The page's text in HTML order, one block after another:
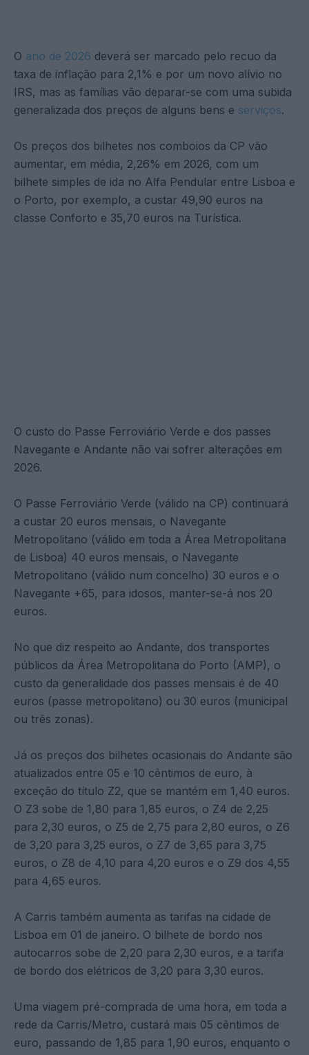
O ano de 2026 deverá ser marcado pelo recuo da
taxa de inflação para 2,1% e por um novo alívio no
IRS, mas as famílias vão deparar-se com uma subida
generalizada dos preços de alguns bens e serviços.
Os preços dos bilhetes nos comboios da CP vão
aumentar, em média, 2,26% em 2026, com um
bilhete simples de ida no Alfa Pendular entre Lisboa e
o Porto, por exemplo, a custar 49,90 euros na
classe Conforto e 35,70 euros na Turística.
O custo do Passe Ferroviário Verde e dos passes
Navegante e Andante não vai sofrer alterações em
2026.
O Passe Ferroviário Verde (válido na CP) continuará
a custar 20 euros mensais, o Navegante
Metropolitano (válido em toda a Área Metropolitana
de Lisboa) 40 euros mensais, o Navegante
Metropolitano (válido num concelho) 30 euros e o
Navegante +65, para idosos, manter-se-á nos 20
euros.
No que diz respeito ao Andante, dos transportes
públicos da Área Metropolitana do Porto (AMP), o
custo da generalidade dos passes mensais é de 40
euros (passe metropolitano) ou 30 euros (municipal
ou três zonas).
Já os preços dos bilhetes ocasionais do Andante são
atualizados entre 05 e 10 cêntimos de euro, à
exceção do título Z2, que se mantém em 1,40 euros.
O Z3 sobe de 1,80 para 1,85 euros, o Z4 de 2,25
para 2,30 euros, o Z5 de 2,75 para 2,80 euros, o Z6
de 3,20 para 3,25 euros, o Z7 de 3,65 para 3,75
euros, o Z8 de 4,10 para 4,20 euros e o Z9 dos 4,55
para 4,65 euros.
A Carris também aumenta as tarifas na cidade de
Lisboa em 01 de janeiro. O bilhete de bordo nos
autocarros sobe de 2,20 para 2,30 euros, e a tarifa
de bordo dos elétricos de 3,20 para 3,30 euros.
Uma viagem pré-comprada de uma hora, em toda a
rede da Carris/Metro, custará mais 05 cêntimos de
euro, passando de 1,85 para 1,90 euros, enquanto o